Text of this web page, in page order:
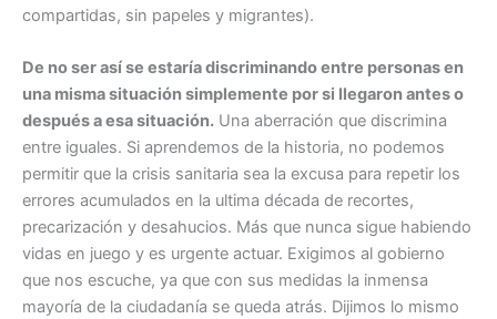
compartidas, sin papeles y migrantes).
De no ser así se estaría discriminando entre personas en
una misma situación simplemente por si llegaron antes o
después a esa situación. Una aberración que discrimina
entre iguales. Si aprendemos de la historia, no podemos
permitir que la crisis sanitaria sea la excusa para repetir los
errores acumulados en la ultima década de recortes,
precarización y desahucios. Más que nunca sigue habiendo
vidas en juego y es urgente actuar. Exigimos al gobierno
que nos escuche, ya que con sus medidas la inmensa
mayoría de la ciudadanía se queda atrás. Dijimos lo mismo